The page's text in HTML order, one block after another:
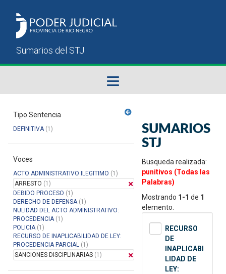
Sumarios del STJ
Manual del Usuario
Tipo Sentencia
DEFINITIVA(1)
Voces
ACTO ADMINISTRATIVO ILEGITIMO (1)
ARRESTO (1)
DEBIDO PROCESO (1)
DERECHO DE DEFENSA(1)
NULIDAD DEL ACTO ADMINISTRATIVO:
PROCEDENCIA(1)
POLICIA(1)
RECURSO DE INAPLICABILIDAD DE LEY:
PROCEDENCIA PARCIAL (1)
SANCIONES DISCIPLINARIAS (1)
SUMARIOS
STJ
Busqueda realizada:
punitivos (Todas las
Palabras)
Mostrando 1-1 de 1
elemento.
RECURSO
DE
INAPLICABI
LIDAD DE
LEY: